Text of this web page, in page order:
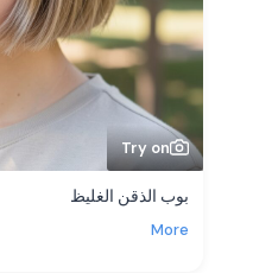
Try on
بوب الذقن الغليظ
More